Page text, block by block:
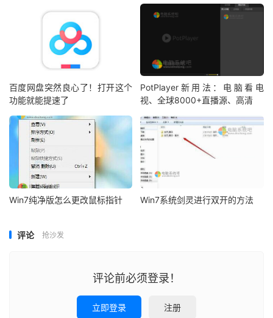
百度网盘突然良心了！打开这个
功能就能提速了
PotPlayer新用法：电脑看电
视、全球8000+直播源、高清
Win7纯净版怎么更改鼠标指针 Win7系统剑灵进行双开的方法
评论 抢沙发
评论前必须登录！
立即登录 注册